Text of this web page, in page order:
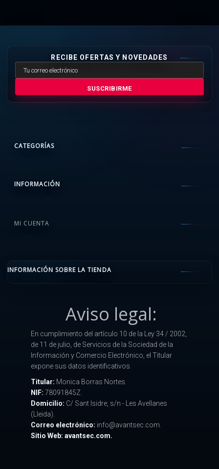
RECIBE OFERTAS Y NOVEDADES
SUSCRIBIRME
CATEGORÍAS
INFORMACIÓN
MI CUENTA
INFORMACIÓN SOBRE LA TIENDA
Aviso legal:
En cumplimiento del artículo 10 de la Ley 34 / 2002,
de 11 de julio, de Servicios de la Sociedad de la
Información y Comercio Electrónico, el Titular
expone sus datos identificativos.
Titular: Monica Borras Nortes.
NIF: 78091845Z.
Domicilio: C/ Sant Isidre, s/n - Les Avellanes
(Lleida).
Correo electrónico: info@avantsec.com.
Sitio Web: avantsec.com.